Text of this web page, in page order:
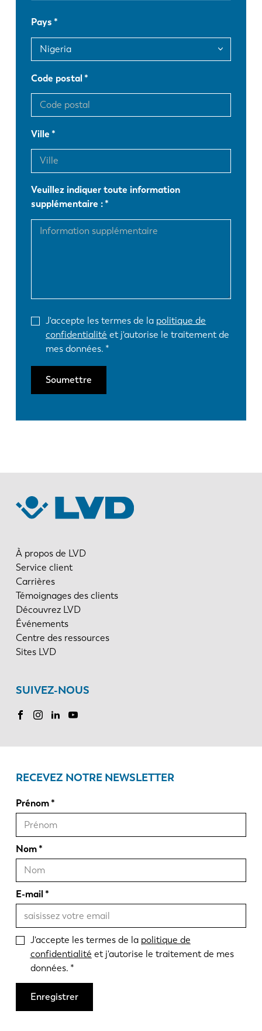
Pays
Code postal
Ville
Veuillez indiquer toute information
supplémentaire :
J'accepte les termes de la politique de
confidentialité et j'autorise le traitement de
mes données.
Soumettre
À propos de LVD
Service client
Carrières
Témoignages des clients
Découvrez LVD
Événements
Centre des ressources
Sites LVD
SUIVEZ-NOUS
FR
DE
ES PT-PT
PL
RECEVEZ NOTRE NEWSLETTER
Prénom
Nom
E-mail
J'accepte les termes de la politique de
confidentialité et j'autorise le traitement de mes
données.
Enregistrer